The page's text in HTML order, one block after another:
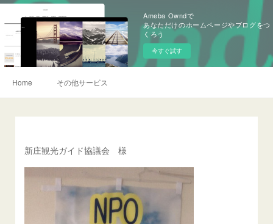
Ameba Owndで
あなただけのホームページやブログをつ
くろう
今すぐ試す
Home その他サービス
新庄観光ガイド協議会 様